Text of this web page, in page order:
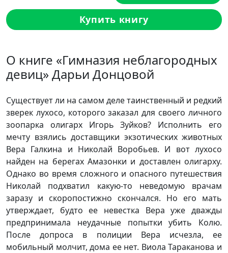
Купить книгу
О книге «Гимназия неблагородных
девиц» Дарьи Донцовой
Существует ли на самом деле таинственный и редкий
зверек лухосо, которого заказал для своего личного
зоопарка олигарх Игорь Зуйков? Исполнить его
мечту взялись доставщики экзотических животных
Вера Галкина и Николай Воробьев. И вот лухосо
найден на берегах Амазонки и доставлен олигарху.
Однако во время сложного и опасного путешествия
Николай подхватил какую-то неведомую врачам
заразу и скоропостижно скончался. Но его мать
утверждает, будто ее невестка Вера уже дважды
предпринимала неудачные попытки убить Колю.
После допроса в полиции Вера исчезла, ее
мобильный молчит, дома ее нет. Виола Тараканова и